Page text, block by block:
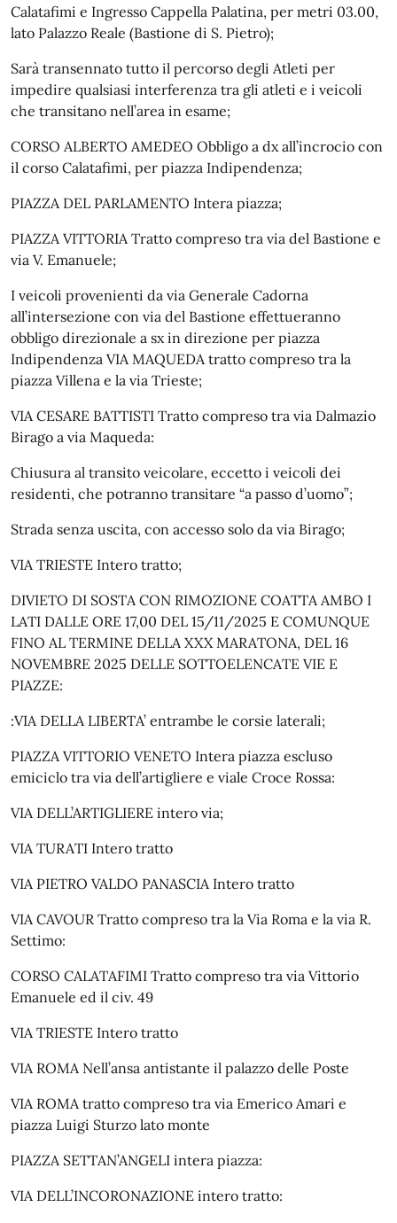
Calatafimi e Ingresso Cappella Palatina, per metri 03.00,
lato Palazzo Reale (Bastione di S. Pietro);
Sarà transennato tutto il percorso degli Atleti per
impedire qualsiasi interferenza tra gli atleti e i veicoli
che transitano nell’area in esame;
CORSO ALBERTO AMEDEO Obbligo a dx all’incrocio con
il corso Calatafimi, per piazza Indipendenza;
PIAZZA DEL PARLAMENTO Intera piazza;
PIAZZA VITTORIA Tratto compreso tra via del Bastione e
via V. Emanuele;
I veicoli provenienti da via Generale Cadorna
all’intersezione con via del Bastione effettueranno
obbligo direzionale a sx in direzione per piazza
Indipendenza VIA MAQUEDA tratto compreso tra la
piazza Villena e la via Trieste;
VIA CESARE BATTISTI Tratto compreso tra via Dalmazio
Birago a via Maqueda:
Chiusura al transito veicolare, eccetto i veicoli dei
residenti, che potranno transitare “a passo d’uomo”;
Strada senza uscita, con accesso solo da via Birago;
VIA TRIESTE Intero tratto;
DIVIETO DI SOSTA CON RIMOZIONE COATTA AMBO I
LATI DALLE ORE 17,00 DEL 15/11/2025 E COMUNQUE
FINO AL TERMINE DELLA XXX MARATONA, DEL 16
NOVEMBRE 2025 DELLE SOTTOELENCATE VIE E
PIAZZE:
:VIA DELLA LIBERTA’ entrambe le corsie laterali;
PIAZZA VITTORIO VENETO Intera piazza escluso
emiciclo tra via dell’artigliere e viale Croce Rossa:
VIA DELL’ARTIGLIERE intero via;
VIA TURATI Intero tratto
VIA PIETRO VALDO PANASCIA Intero tratto
VIA CAVOUR Tratto compreso tra la Via Roma e la via R.
Settimo:
CORSO CALATAFIMI Tratto compreso tra via Vittorio
Emanuele ed il civ. 49
VIA TRIESTE Intero tratto
VIA ROMA Nell’ansa antistante il palazzo delle Poste
VIA ROMA tratto compreso tra via Emerico Amari e
piazza Luigi Sturzo lato monte
PIAZZA SETTAN’ANGELI intera piazza:
VIA DELL’INCORONAZIONE intero tratto: